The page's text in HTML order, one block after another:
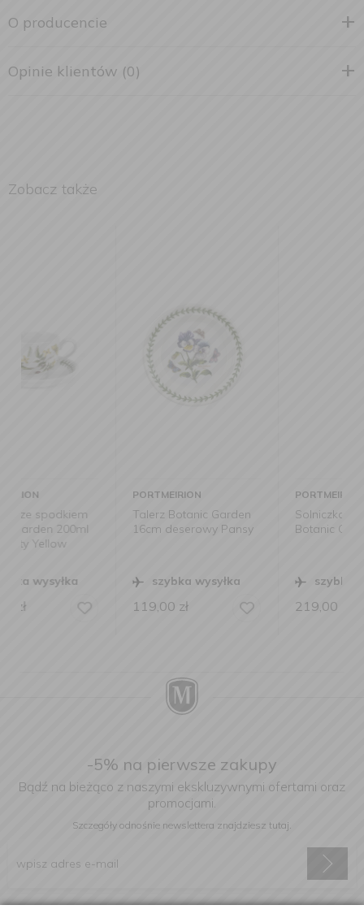
O producencie
Opinie klientów (0)
Zobacz także
Talerz Botanic Garden
16cm deserowy Pansy
szybka wysyłka
119,00zł
Solniczka i pieprzniczka
Botanic Garden
szybka wysyłka
219,00zł
-5% na pierwsze zakupy
Bądź na bieżąco z naszymi ekskluzywnymi ofertami oraz
promocjami.
Szczegóły odnośnie newslettera znajdziesz tutaj.